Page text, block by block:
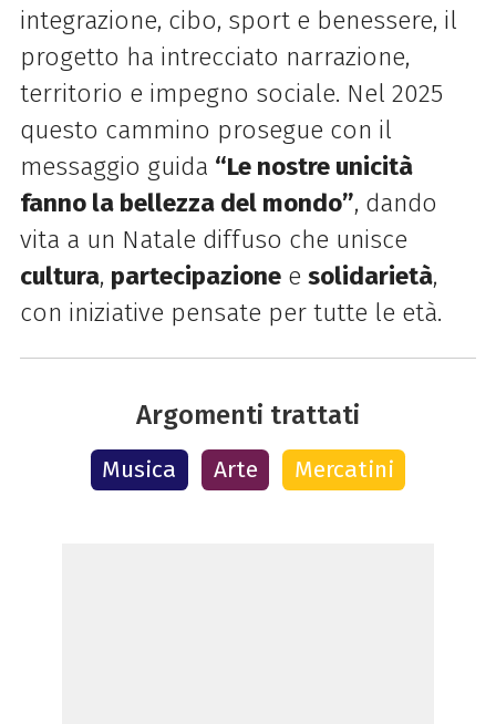
integrazione, cibo, sport e benessere, il
progetto ha intrecciato narrazione,
territorio e impegno sociale. Nel 2025
questo cammino prosegue con il
messaggio guida “Le nostre unicità
fanno la bellezza del mondo”, dando
vita a un Natale diffuso che unisce
cultura, partecipazionee solidarietà,
con iniziative pensate per tutte le età.
Argomenti trattati
Musica Arte Mercatini